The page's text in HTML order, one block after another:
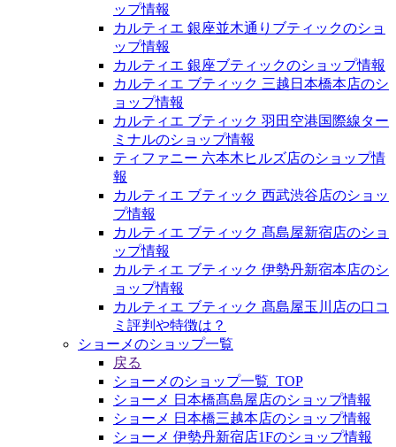
ップ情報
カルティエ 銀座並木通りブティックのショ
ップ情報
カルティエ 銀座ブティックのショップ情報
カルティエ ブティック 三越日本橋本店のシ
ョップ情報
カルティエ ブティック 羽田空港国際線ター
ミナルのショップ情報
ティファニー 六本木ヒルズ店のショップ情
報
カルティエ ブティック 西武渋谷店のショッ
プ情報
カルティエ ブティック 髙島屋新宿店のショ
ップ情報
カルティエ ブティック 伊勢丹新宿本店のシ
ョップ情報
カルティエ ブティック 髙島屋玉川店の口コ
ミ評判や特徴は？
ショーメのショップ一覧
戻る
ショーメのショップ一覧_TOP
ショーメ 日本橋髙島屋店のショップ情報
ショーメ 日本橋三越本店のショップ情報
ショーメ 伊勢丹新宿店1Fのショップ情報